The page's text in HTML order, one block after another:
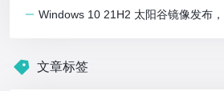
Windows 10 21H2 太阳谷镜像发布
文章标签